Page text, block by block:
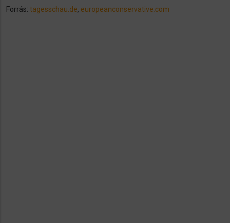
Forrás: tagesschau.de, europeanconservative.com